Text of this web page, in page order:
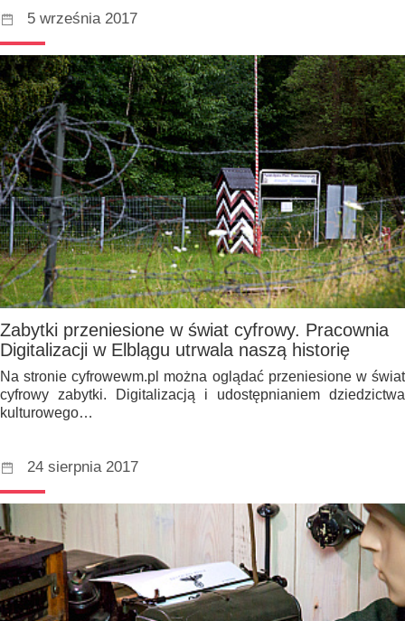
5 września 2017
Zabytki przeniesione w świat cyfrowy. Pracownia
Digitalizacji w Elblągu utrwala naszą historię
Na stronie cyfrowewm.pl można oglądać przeniesione w świat
cyfrowy zabytki. Digitalizacją i udostępnianiem dziedzictwa
kulturowego…
24 sierpnia 2017